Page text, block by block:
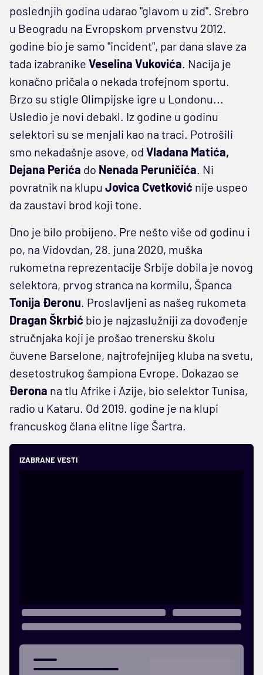
poslednjih godina udarao "glavom u zid". Srebro
u Beogradu na Evropskom prvenstvu 2012.
godine bio je samo "incident", par dana slave za
tada izabranike Veselina Vukovića. Nacija je
konačno pričala o nekada trofejnom sportu.
Brzo su stigle Olimpijske igre u Londonu...
Usledio je novi debakl. Iz godine u godinu
selektori su se menjali kao na traci. Potrošili
smo nekadašnje asove, od Vladana Matića,
Dejana Perića do Nenada Peruničića. Ni
povratnik na klupu Jovica Cvetković nije uspeo
da zaustavi brod koji tone.
Dno je bilo probijeno. Pre nešto više od godinu i
po, na Vidovdan, 28. juna 2020, muška
rukometna reprezentacije Srbije dobila je novog
selektora, prvog stranca na kormilu, Španca
Tonija Đeronu. Proslavljeni as našeg rukometa
Dragan Škrbić bio je najzaslužniji za dovođenje
stručnjaka koji je prošao trenersku školu
čuvene Barselone, najtrofejnijeg kluba na svetu,
desetostrukog šampiona Evrope. Dokazao se
Đerona na tlu Afrike i Azije, bio selektor Tunisa,
radio u Kataru. Od 2019. godine je na klupi
francuskog člana elitne lige Šartra.
IZABRANE VESTI